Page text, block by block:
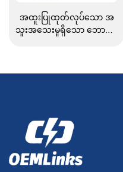
အထူးပြုထုတ်လုပ်သော အ
သူးအသေးမှုရှိသော ဘောလုံး